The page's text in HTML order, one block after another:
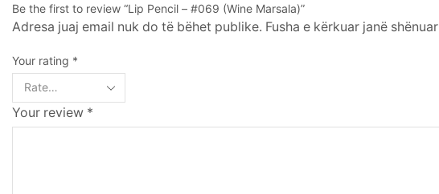
Be the first to review “Lip Pencil – #069 (Wine Marsala)”
Adresa juaj email nuk do të bëhet publike. Fusha e kërkuar janë shënuar
Your rating *
Your review *